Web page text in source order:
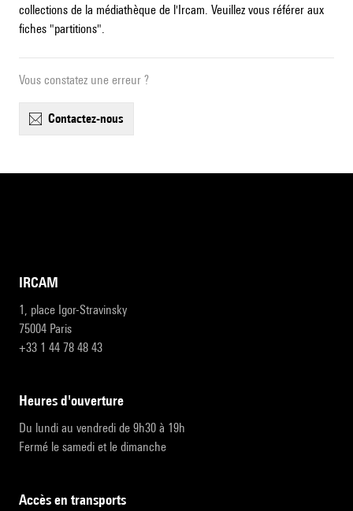
collections de la médiathèque de l'Ircam. Veuillez vous référer aux
fiches "partitions".
Vous constatez une erreur ?
contactez-nous
IRCAM
1, place Igor-Stravinsky
75004 Paris
+33 1 44 78 48 43
heures d'ouverture
Du lundi au vendredi de 9h30 à 19h
Fermé le samedi et le dimanche
accès en transports